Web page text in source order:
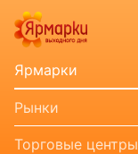
Ярмарки
Рынки
Торговые центры